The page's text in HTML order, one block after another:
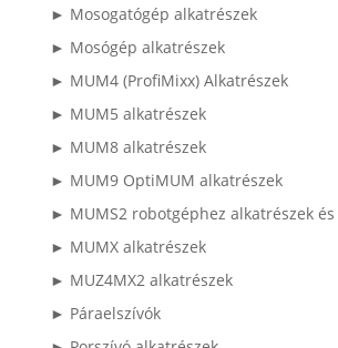
► Mosogatógép alkatrészek
► Mosógép alkatrészek
► MUM4 (ProfiMixx) Alkatrészek
► MUM5 alkatrészek
► MUM8 alkatrészek
► MUM9 OptiMUM alkatrészek
► MUMS2 robotgéphez alkatrészek
► MUMX alkatrészek
► MUZ4MX2 alkatrészek
► Páraelszívók